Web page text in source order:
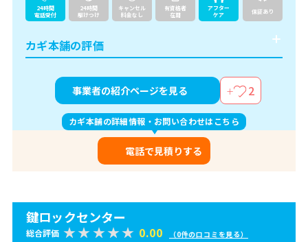
24時間
電話受付
24時間
駆けつけ
キャンセル
料金なし
有資格者
在籍
アフター
ケア
保証あり
カギ本舗の評価
事業者の紹介ページを見る 2
カギ本舗の詳細情報・お問い合わせはこちら
電話で見積りする
鍵ロックセンター
総合評価 0.00 （0件の口コミを見る）